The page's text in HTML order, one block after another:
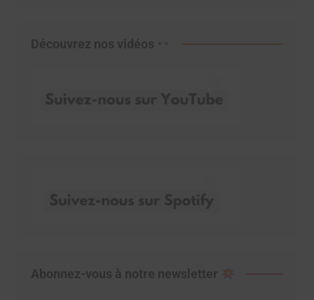
Découvrez nos vidéos
Abonnez-vous à notre newsletter